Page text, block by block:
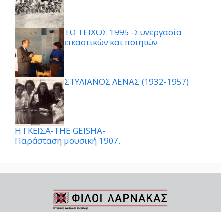
ΤΟ ΤΕΙΧΟΣ 1995 -Συνεργασία
εικαστικών και ποιητών
ΣΤΥΛΙΑΝΟΣ ΛΕΝΑΣ (1932-1957)
Η ΓΚΕΪΣΑ-THE GEISHA-
Παράσταση μουσική 1907.